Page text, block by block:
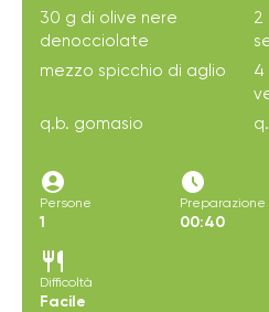
30 g di olive nere
denocciolate
2
mezzo spicchio di aglio
4
q.b. gomasio
account_circle
Persone
1
access_time_filled
Preparazione
00:40
restaurant
Difficoltà
Facile